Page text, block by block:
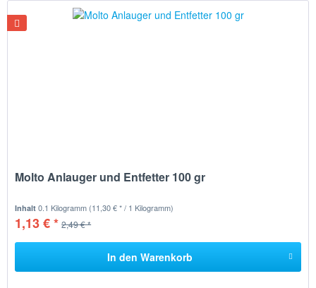
Molto Anlauger und Entfetter 100 gr
Inhalt0.1 Kilogramm (11,30 € * / 1 Kilogramm)
1,13 € * 2,49 € *
In den Warenkorb